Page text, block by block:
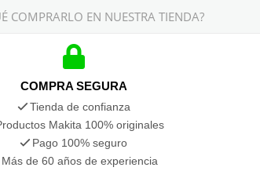
COMPRARLO EN NUESTRA TIENDA?
COMPRA SEGURA
Tienda de confianza
Makita 100% originales
Pago 100% seguro
Más de 60 años de experiencia